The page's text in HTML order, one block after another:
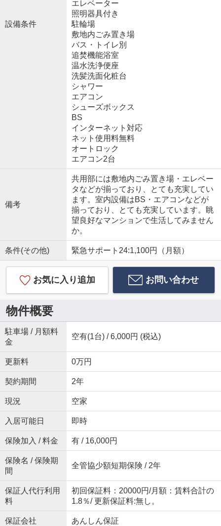
設備条件
エレベーター
照明器具付き
駐輪場
敷地内ごみ置き場
バス・トイレ別
追焚機能浴室
温水洗浄便座
洗髪洗面化粧台
シャワー
エアコン
シューズボックス
BS
インターネット対応
ネット使用料無料
オートロック
エアコン2台
備考
共用部には敷地内ごみ置き場・エレベー
タなどが揃っており、とても充実してい
ます。室内設備はBS・エアコンなどが
揃っており、とても充実しています。眺
望良好なマンションで生活してみません
か。
条件(その他) 緊急サポート24:1,100円（月額）
お気に入り追加 お問い合わせ
物件概要
駐車場 / 月額料
金
空有(1台) / 6,000円 (税込)
更新料 0万円
契約期間 2年
現況 空家
入居可能日 即時
保険加入 / 料金 有 / 16,000円
保険名 / 保険期
間
全管協少額短期保険 / 2年
保証人代行利用
料
初回保証料：20000円/月額：賃料合計の
1.8％/ 更新保証料:無し。
保証会社 あんしん保証